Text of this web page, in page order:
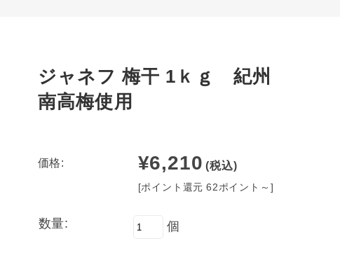
ジャネフ 梅干 1ｋｇ 紀州
南高梅使用
価格: ¥6,210 (税込)
[ポイント還元 62ポイント～]
数量: 個